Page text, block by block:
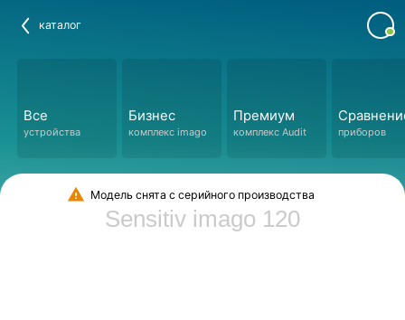
каталог
Все
устройства
Бизнес
комплекс imago
Премиум
комплекс Audit приборов
Модель снята с серийного производства
Sensitiv imago 120